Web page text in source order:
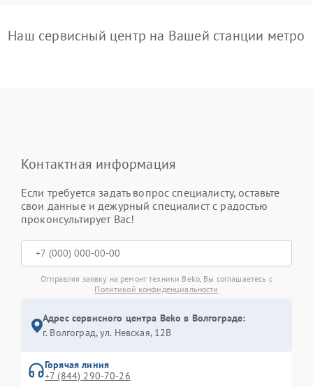
Наш сервисный центр на Вашей станции метро
Контактная информация
Если требуется задать вопрос специалисту, оставьте
свои данные и дежурный специалист с радостью
проконсультирует Вас!
Отправляя заявку на ремонт техники Beko, Вы соглашаетесь с
Политикой конфиденциальности
Адрес сервисного центра Beko в Волгограде:
г. Волгоград, ул. Невская, 12В
Горячая линия
+7 (844) 290-70-26